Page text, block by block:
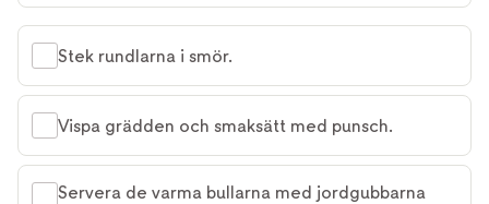
Stek rundlarna i smör.
Vispa grädden och smaksätt med punsch.
Servera de varma bullarna med jordgubbarna